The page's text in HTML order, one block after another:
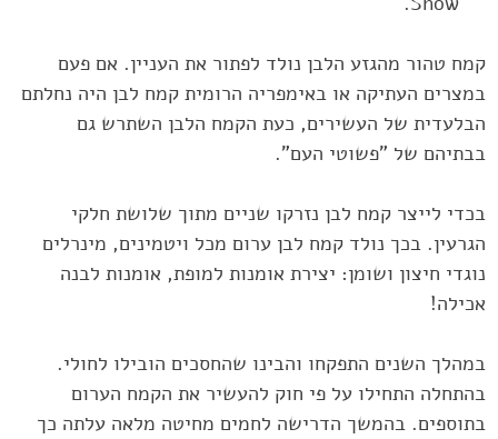
קמח טהור מהגזע הלבן נולד לפתור את העניין. אם פעם
במצרים העתיקה או באימפריה הרומית קמח לבן ‏היה נחלתם
הבלעדית של העשירים, כעת הקמח הלבן השתרש גם
בבתיהם של "פשוטי העם". ‏
בכדי לייצר קמח לבן נזרקו שניים מתוך שלושת חלקי
הגרעין. בכך נולד קמח לבן ערום מכל ויטמינים, ‏מינרלים
נוגדי חיצון ושומן: יצירת אומנות למופת, אומנות לבנה
אכילה!‏‎ ‎
במהלך השנים התפקחו והבינו שהחסכים הובילו לחולי.
בהתחלה התחילו על פי חוק להעשיר את הקמח ‏הערום
בתוספים. בהמשך הדרישה לחמים מחיטה מלאה עלתה כך